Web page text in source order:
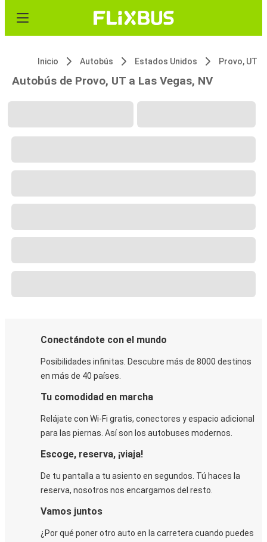
Inicio Autobús Estados Unidos Provo, UT
Autobús de Provo, UT a Las Vegas, NV
Conectándote con el mundo
Posibilidades infinitas. Descubre más de 8000 destinos
en más de 40 países.
Tu comodidad en marcha
Relájate con Wi-Fi gratis, conectores y espacio adicional
para las piernas. Así son los autobuses modernos.
Escoge, reserva, ¡viaja!
De tu pantalla a tu asiento en segundos. Tú haces la
reserva, nosotros nos encargamos del resto.
Vamos juntos
¿Por qué poner otro auto en la carretera cuando puedes